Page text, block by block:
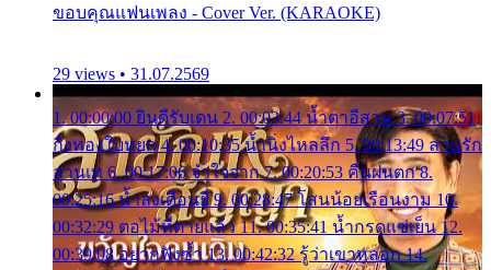
ขอบคุณแฟนเพลง - Cover Ver. (KARAOKE)
29 views • 31.07.2569
1. 00:00:00 ยินดีรับเดน 2. 00:03:44 น้ำตาอีสาน 3. 00:07:51
กิ่งทองใบหยก 4. 00:10:35 น้ำนิ่งไหลลึก 5. 00:13:49 ลานรัก
ลานเท 6. 00:17:06 จำใจจาก 7. 00:20:53 คืนฝนตก 8.
00:25:16 น้ำลงเดือนยี่ 9. 00:28:47 โสนน้อยเรือนงาม 10.
00:32:29 ตอไม้ที่ตายแล้ว 11. 00:35:41 น้ำกรดแช่เย็น 12.
00:39:08 อยากฟังซ้ำ 13. 00:42:32 รู้ว่าเขาหลอก 14.